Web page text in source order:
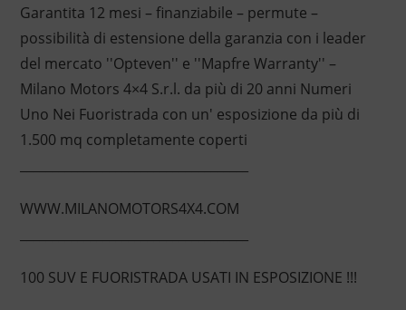
Garantita 12 mesi – finanziabile – permute –
possibilità di estensione della garanzia con i leader
del mercato ''Opteven'' e ''Mapfre Warranty'' –
Milano Motors 4×4 S.r.l. da più di 20 anni Numeri
Uno Nei Fuoristrada con un' esposizione da più di
1.500 mq completamente coperti
WWW.MILANOMOTORS4X4.COM
100 SUV E FUORISTRADA USATI IN ESPOSIZIONE !!!